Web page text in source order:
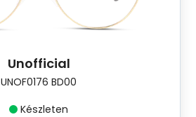
Unofficial
UNOF0176 BD00
Készleten